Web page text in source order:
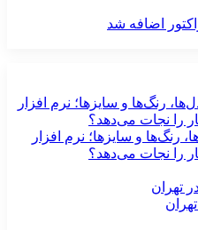
اضافه شد
و سایزها؛ نرم افزار
را نجات می‌دهد؟